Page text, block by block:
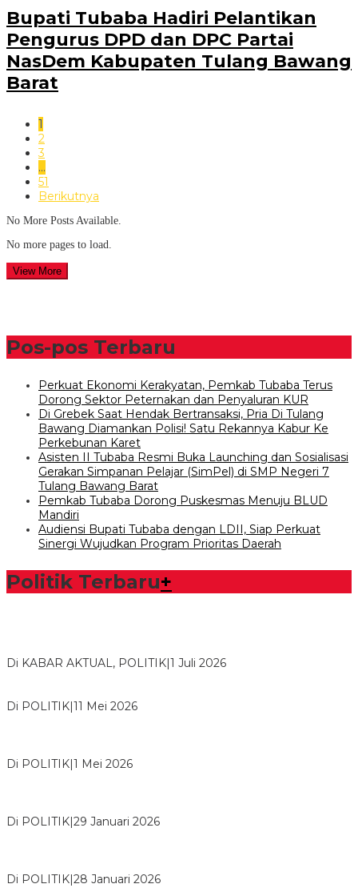
Bupati Tubaba Hadiri Pelantikan
Pengurus DPD dan DPC Partai
NasDem Kabupaten Tulang Bawang
Barat
1
2
3
…
51
Berikutnya
No More Posts Available.
No more pages to load.
View More
Pos-pos Terbaru
Perkuat Ekonomi Kerakyatan, Pemkab Tubaba Terus
Dorong Sektor Peternakan dan Penyaluran KUR
Di Grebek Saat Hendak Bertransaksi, Pria Di Tulang
Bawang Diamankan Polisi! Satu Rekannya Kabur Ke
Perkebunan Karet
Asisten II Tubaba Resmi Buka Launching dan Sosialisasi
Gerakan Simpanan Pelajar (SimPel) di SMP Negeri 7
Tulang Bawang Barat
Pemkab Tubaba Dorong Puskesmas Menuju BLUD
Mandiri
Audiensi Bupati Tubaba dengan LDII, Siap Perkuat
Sinergi Wujudkan Program Prioritas Daerah
Politik Terbaru+
Di KABAR AKTUAL, POLITIK 1 Juli 2026
Di POLITIK 11 Mei 2026
Di POLITIK 1 Mei 2026
Di POLITIK 29 Januari 2026
Di POLITIK 28 Januari 2026